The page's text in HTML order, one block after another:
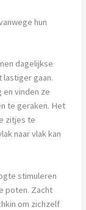
hun
dagelijkse
lastiger gaan.
en vinden ze
te geraken. Het
zitjes te
naar vlak kan
stimuleren
poten. Zacht
om zichzelf